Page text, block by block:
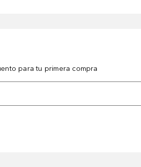
para tu primera compra